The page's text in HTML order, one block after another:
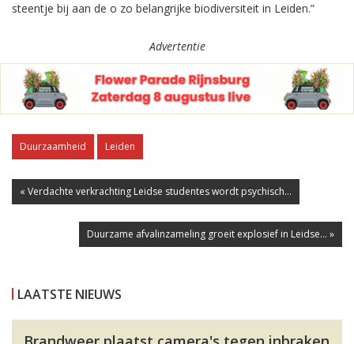
steentje bij aan de o zo belangrijke biodiversiteit in Leiden.”
Advertentie
Duurzaamheid Leiden
« Verdachte verkrachting Leidse studentes wordt psychisch...
Duurzame afvalinzameling groeit explosief in Leidse... »
LAATSTE NIEUWS